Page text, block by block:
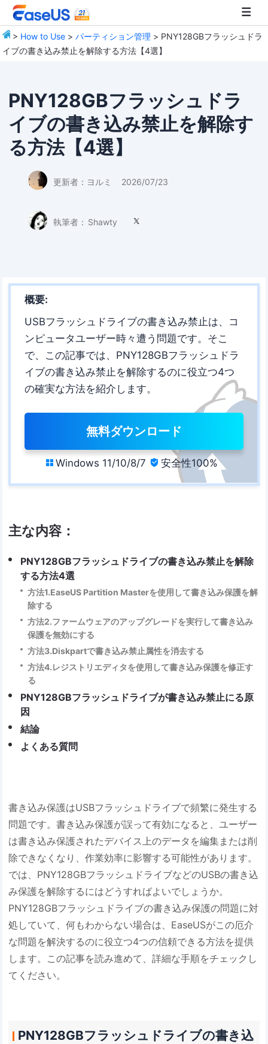
> How to Use >パーティション管理 > PNY128GBフラッシュドラ
イブの書き込み禁止を解除する方法【4選】
PNY128GBフラッシュドラ
イブの書き込み禁止を解除す
る方法【4選】
更新者： ヨルミ 2026/07/23
執筆者： Shawty 
概要:
USBフラッシュドライブの書き込み禁止は、コ
ンピュータユーザー時々遭う問題です。そこ
で、この記事では、PNY128GBフラッシュドラ
イブの書き込み禁止を解除するのに役立つ4つ
の確実な方法を紹介します。
無料ダウンロード
 Windows 11/10/8/7  安全性100%
主な内容：
PNY128GBフラッシュドライブの書き込み禁止を解除
する方法4選
方法1.EaseUS Partition Masterを使用して書き込み保護を解
除する
方法2.ファームウェアのアップグレードを実行して書き込み
保護を無効にする
方法3.Diskpartで書き込み禁止属性を消去する
方法4.レジストリエディタを使用して書き込み保護を修正す
る
PNY128GBフラッシュドライブが書き込み禁止にる原
因
結論
よくある質問
書き込み保護はUSBフラッシュドライブで頻繁に発生する
問題です。書き込み保護が誤って有効になると、ユーザー
は書き込み保護されたデバイス上のデータを編集または削
除できなくなり、作業効率に影響する可能性があります。
では、PNY128GBフラッシュドライブなどのUSBの書き込
み保護を解除するにはどうすればよいでしょうか。
PNY128GBフラッシュドライブの書き込み保護の問題に対
処していて、何もわからない場合は、EaseUSがこの厄介
な問題を解決するのに役立つ4つの信頼できる方法を提供
します。この記事を読み進めて、詳細な手順をチェックし
てください。
PNY128GBフラッシュドライブの書き込